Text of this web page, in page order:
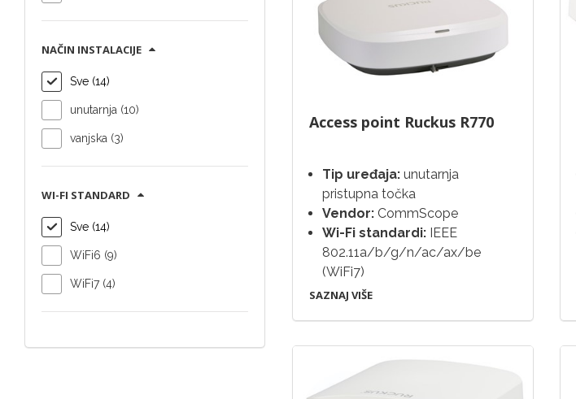
NAČIN INSTALACIJE
Sve (14)
unutarnja (10)
vanjska (3)
WI-FI STANDARD
Sve (14)
WiFi6 (9)
WiFi7 (4)
Access point Ruckus R770
Tip uređaja: unutarnja
pristupna točka
Vendor: CommScope
Wi-Fi standardi: IEEE
802.11a/b/g/n/ac/ax/be
(WiFi7)
SAZNAJ VIŠE